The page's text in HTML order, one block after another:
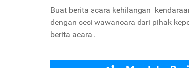
Buat berita acara kehilangan
dengan sesi wawancara dari pihak
berita acara .